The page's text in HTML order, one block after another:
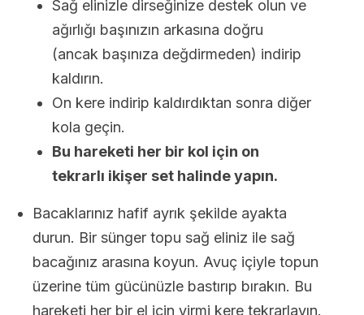
Sağ elinizle dirseğinize destek olun ve
ağırlığı başınızın arkasına doğru
(ancak başınıza değdirmeden) indirip
kaldırın.
On kere indirip kaldırdıktan sonra diğer
kola geçin.
Bu hareketi her bir kol için on
tekrarlı ikişer set halinde yapın.
Bacaklarınız hafif ayrık şekilde ayakta
durun. Bir sünger topu sağ eliniz ile sağ
bacağınız arasına koyun. Avuç içiyle topun
üzerine tüm gücünüzle bastırıp bırakın. Bu
hareketi her bir el için yirmi kere tekrarlayın.